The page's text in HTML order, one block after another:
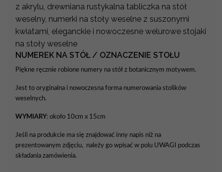
z akrylu, drewniana rustykalna tabliczka na stół
weselny, numerki na stoły weselne z suszonymi
kwiatami, eleganckie i nowoczesne welurowe stojaki
na stoły weselne
NUMEREK NA STÓŁ / OZNACZENIE STOŁU
Piękne ręcznie robione numery na stół z botanicznym motywem.
Jest to oryginalna i nowoczesna forma numerowania stolików
weselnych.
WYMIARY: około 10cm x 15cm
Jeśli na produkcie ma się znajdować inny napis niż na
prezentowanym zdjęciu, należy go wpisać w polu UWAGI podczas
składania zamówienia.